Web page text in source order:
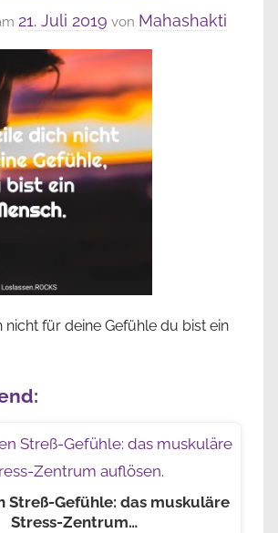
21. Juli 2019 von Mahashakti
nicht für deine Gefühle du bist ein
Streß-Gefühle: das muskuläre
Stress-Zentrum…